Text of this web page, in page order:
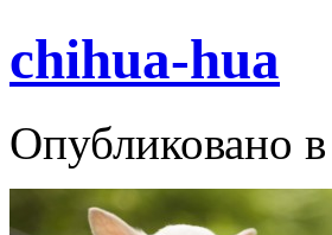
chihua-hua
Опубликовано